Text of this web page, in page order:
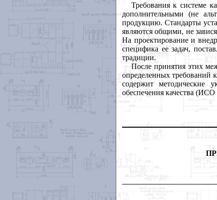
Требования к системе
дополнительными (не
продукцию. Стандарты
являются общими, не
На проектирование и
специфика ее задач,
традиции.
После принятия этих
определенных требований
содержит методические
обеспечения качества